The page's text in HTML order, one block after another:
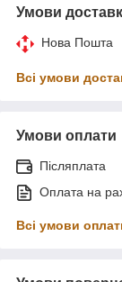
Умови
Нова Пошта
Всі умови
Умови оплати
Післяплата
Оплата на
Всі умови